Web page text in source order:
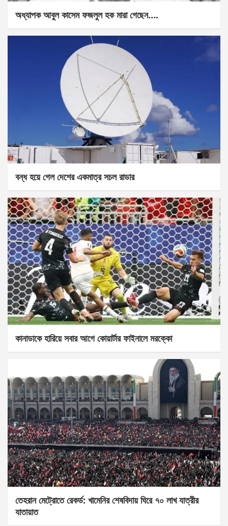
অধ্যাপক আবুল কাসেম ফজলুল হক মারা গেছেন….
বন্ধ হয়ে গেল দেশের একমাত্র সচল রাডার
কানাডাকে হারিয়ে সবার আগে কোয়ার্টার ফাইনালে মরক্কো
তেহরান মেট্রোতে রেকর্ড: খামেনির শেষবিদায় ঘিরে ৭০ লাখ যাত্রীর
যাতায়াত